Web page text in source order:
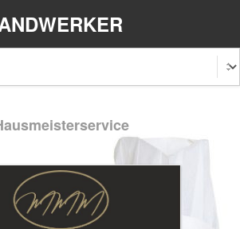
Hessen
Niedersachsen
Rheinland-Pfalz